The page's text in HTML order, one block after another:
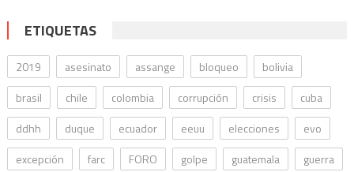
ETIQUETAS
2019 asesinato assange bloqueo
bolivia
brasil
chile colombia corrupción crisis
cuba
ddhh
duque ecuador eeuu elecciones
evo
excepción
farc FORO golpe guatemala guerra